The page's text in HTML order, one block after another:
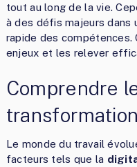
tout au long de la vie.
à des défis majeurs dans
rapide des compétences.
enjeux et les relever
Comprendre
Le monde du travail
facteurs tels que la